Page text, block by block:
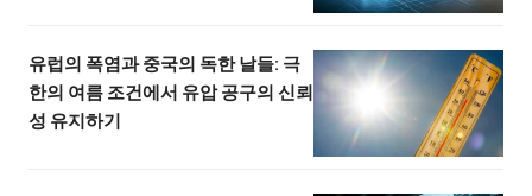
유럽의 폭염과 중국의 독한 날들: 극
한의 여름 조건에서 유압 공구의 신뢰
성 유지하기